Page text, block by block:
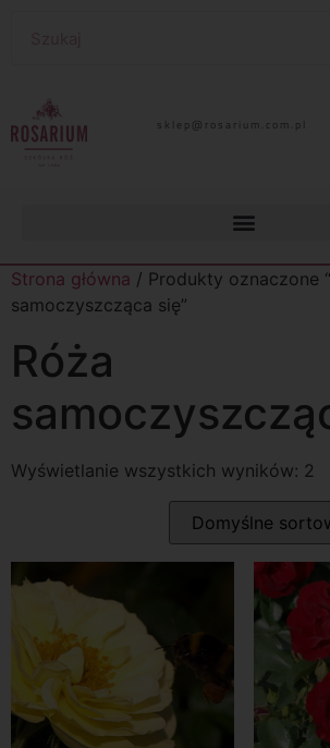
lp.moc.muirasor@pelks
Strona główna / Produkty oznaczone
samoczyszcząca się”
Róża
Wyświetlanie wszystkich wyników: 2